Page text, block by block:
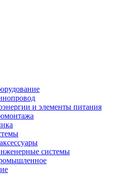
и элементы питания
системы